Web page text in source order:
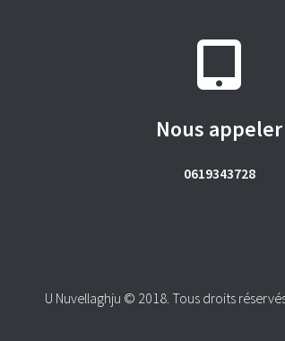
Nous appeler
0619343728
U Nuvellaghju © 2018. Tous droits